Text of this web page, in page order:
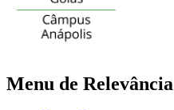
Menu de Relevância